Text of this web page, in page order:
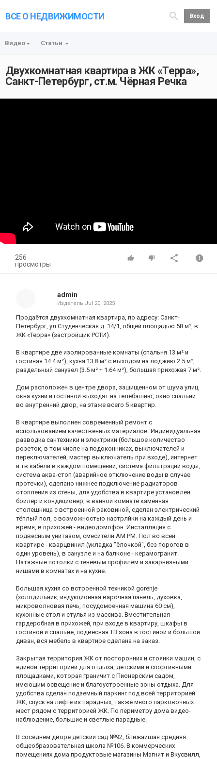
ВСЕ О НЕДВИЖИМОСТИ Вход
Видео Статьи
Двухкомнатная квартира в ЖК «Терра»,
Санкт-Петербург, ст.м. Чёрная Речка
256
просмотры
admin
Издатель Jul 20, 2025
Продаётся двухкомнатная квартира, по адресу: Санкт-
Петербург, ул Студенческая д. 14/1, общей площадью 58 м², в
ЖК «Терра» (застройщик РСТИ).
В квартире две изолированные комнаты (спальня 13 м² и
гостиная 14.4 м²), кухня 13.8 м² с выходом на лоджию 2.5 м²,
раздельный санузел (3.5 м² + 1.64 м²), большая прихожая 7 м².
Дом расположен в центре двора, защищенном от шума улиц,
окна кухни и гостиной выходят на телебашню, окно спальни
во внутренний двор, на этаже всего 5 квартир.
В квартире выполнен современный ремонт с
использованием качественных материалов. Индивидуальная
разводка сантехники и электрики (большое количество
розеток, в том числе на подоконниках, выключателей и
переключателей, мастер выключатель при входе), интернет
и тв кабели в каждом помещении, система фильтрации воды,
система аква-стоп (аварийное отключение воды в случае
протечки), сделано нижнее подключение радиаторов
отопления из стены, для удобства в квартире установлен
бойлер и кондиционер, в ванной комнате каменная
столешница с встроенной раковиной, сделан электрический
тёплый пол, с возможностью настрлйки на каждый день и
время, в прихожей - видеодомофон. Инсталляция с
подвесным унитазом, смесители AM PM. Пол во всей
квартире - кварцвинил (укладка "ёлочкой", без порогов в
один уровень), в санузле и на балконе - керамогранит.
Натяжные потолки с теневым профилем и закарнизными
нишами в комнатах и на кухне.
Большая кухня со встроенной техникой gorenje
(холодильник, индукционная варочная панель, духовка,
микроволновая печь, посудомоечная машина 60 см),
кухонные стол и стулья из массива. Вместительная
гардеробная в прихожей, при входе в квартиру, шкафы в
гостиной и спальне, подвесная ТВ зона в гостиной и большой
диван, вся мебель в квартире сделана на заказ.
Закрытая территория ЖК от посторонних и стоянки машин, с
единой территорией для отдыха, детскими и спортивными
площадками, которая граничит с Пионерским садом,
имеющим освещение и благоустроенные зоны отдыха. Для
удобства сделан подземный паркинг под всей территорией
ЖК, спуск на лифте из парадных, также много парковочных
мест рядом с территорией ЖК. По периметру дома видео-
наблюдение, большие и светлые парадные.
В соседнем дворе детский сад №92, ближайшая средняя
общеобразовательная школа №106. В коммерческих
помещениях дома продуктовые магазины Магнит и Вкусвилл,